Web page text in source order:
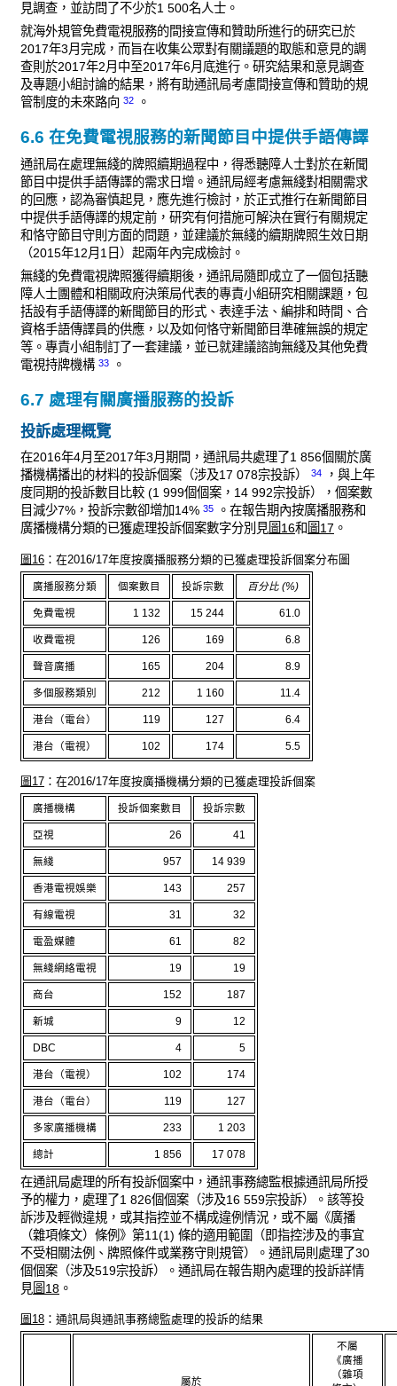
見調查，並訪問了不少於1 500名人士。
就海外規管免費電視服務的間接宣傳和贊助所進行的研究已於
2017年3月完成，而旨在收集公眾對有關議題的取態和意見的調
查則於2017年2月中至2017年6月底進行。研究結果和意見調查
及專題小組討論的結果，將有助通訊局考慮間接宣傳和贊助的規
管制度的未來路向 32 。
6.6 在免費電視服務的新聞節目中提供手語傳譯
通訊局在處理無綫的牌照續期過程中，得悉聽障人士對於在新聞
節目中提供手語傳譯的需求日增。通訊局經考慮無綫對相關需求
的回應，認為審慎起見，應先進行檢討，於正式推行在新聞節目
中提供手語傳譯的規定前，研究有何措施可解決在實行有關規定
和恪守節目守則方面的問題，並建議於無綫的續期牌照生效日期
（2015年12月1日）起兩年內完成檢討。
無綫的免費電視牌照獲得續期後，通訊局隨即成立了一個包括聽
障人士團體和相關政府決策局代表的專責小組研究相關課題，包
括設有手語傳譯的新聞節目的形式、表達手法、編排和時間、合
資格手語傳譯員的供應，以及如何恪守新聞節目準確無誤的規定
等。專責小組制訂了一套建議，並已就建議諮詢無綫及其他免費
電視持牌機構 33 。
6.7 處理有關廣播服務的投訴
投訴處理概覽
在2016年4月至2017年3月期間，通訊局共處理了1 856個關於廣
播機構播出的材料的投訴個案（涉及17 078宗投訴）
34
，與上年
度同期的投訴數目比較 (1 999個個案，14 992宗投訴），個案數
目減少7%，投訴宗數卻增加14% 35
。在報告期內按廣播服務和
廣播機構分類的已獲處理投訴個案數字分別見圖16和 圖17 。
圖16 ：在2016/17年度按廣播服務分類的已獲處理投訴個案分布圖
廣播服務分類 個案數目 投訴宗數 百分比 (%)
免費電視 1 132 15 244 61.0
收費電視 126 169 6.8
聲音廣播 165 204 8.9
多個服務類別 212 1 160 11.4
港台（電台） 119 127 6.4
港台（電視） 102 174 5.5
圖17 ：在2016/17年度按廣播機構分類的已獲處理投訴個案
廣播機構 投訴個案數目 投訴宗數
亞視 26 41
無綫 957 14 939
香港電視娛樂 143 257
有線電視 31 32
電盈媒體 61 82
無綫網絡電視 19 19
商台 152 187
新城 9 12
DBC 4 5
港台（電視） 102 174
港台（電台） 119 127
多家廣播機構 233 1 203
總計 1 856 17 078
在通訊局處理的所有投訴個案中，通訊事務總監根據通訊局所授
予的權力，處理了1 826個個案（涉及16 559宗投訴）。該等投
訴涉及輕微違規，或其指控並不構成違例情況，或不屬《廣播
（雜項條文）條例》第11(1) 條的適用範圍（即指控涉及的事宜
不受相關法例、牌照條件或業務守則規管）。通訊局則處理了30
個個案（涉及519宗投訴）。通訊局在報告期內處理的投訴詳情
見圖18 。
圖18 ：通訊局與通訊事務總監處理的投訴的結果
屬於
不屬
《廣播
（雜項